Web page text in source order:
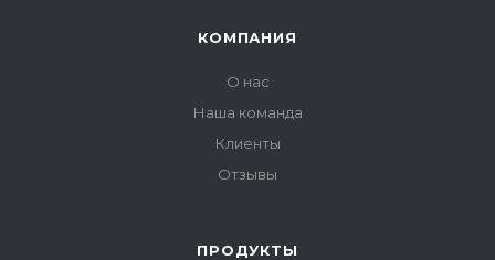
КОМПАНИЯ
О нас
Наша команда
Клиенты
Отзывы
ПРОДУКТЫ